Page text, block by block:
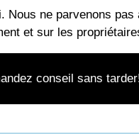
ne parvenons pas
et sur les
conseil sans